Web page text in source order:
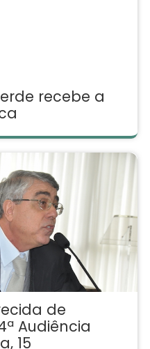
recebe a
de
Audiência
15